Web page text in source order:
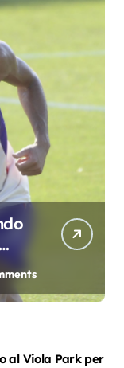
al Viola Park per